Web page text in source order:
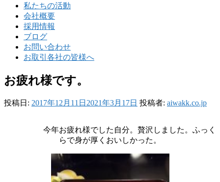
私たちの活動
会社概要
採用情報
ブログ
お問い合わせ
お取引各社の皆様へ
お疲れ様です。
投稿日: 2017年12月11日 2021年3月17日 投稿者: aiwakk.co.jp
今年お疲れ様でした自分。贅沢しました。ふっく
らで身が厚くおいしかった。